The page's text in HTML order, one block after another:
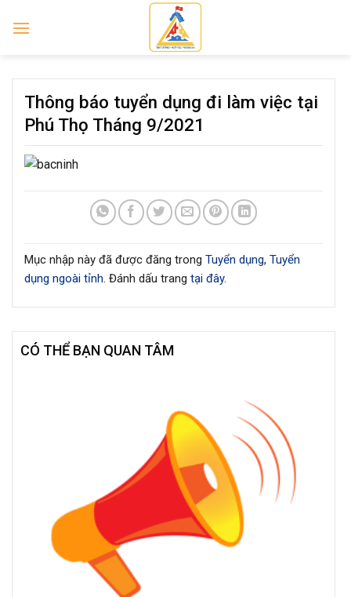
Thông báo tuyển dụng đi làm việc tại
Phú Thọ Tháng 9/2021
Mục nhập này đã được đăng trong Tuyển dụng, Tuyển
dụng ngoài tỉnh. Đánh dấu trang tại đây.
CÓ THỂ BẠN QUAN TÂM